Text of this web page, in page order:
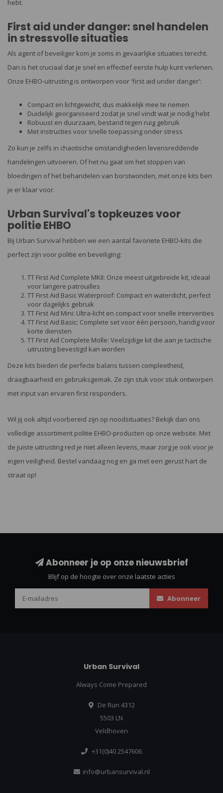
hebt.
First aid under danger: snel handelen
in stressvolle situaties
Als agent of beveiliger kom je soms in gevaarlijke situaties terecht.
Dan is het cruciaal dat je snel en effectief eerste hulp kunt verlenen.
Onze EHBO-uitrusting is ontworpen voor 'first aid under danger':
Compact en lichtgewicht, dus makkelijk mee te nemen
Duidelijk georganiseerd zodat je snel vindt wat je nodig hebt
Robuust en duurzaam, bestand tegen ruig gebruik
Met instructies voor snelle toepassing onder stress
Zo kun je zelfs in chaotische omstandigheden levensreddende
handelingen uitvoeren. Of het nu gaat om het stoppen van
bloedingen of het behandelen van borstwonden, met onze kits ben
je er klaar voor.
Urban Survival's topkeuzes voor
politie EHBO
Bij Urban Survival hebben we een aantal favoriete EHBO-kits die
perfect zijn voor politie en beveiliging:
TT First Aid Complete MKII: Onze meest uitgebreide kit, ideaal
voor langere patrouilles
TT First Aid Basic Waterproof: Compact en waterdicht, perfect
voor dagelijks gebruik
TT First Aid Mini: Ultra-licht en compact voor snelle interventies
TT First Aid Basic: Complete set voor één persoon, handig voor
korte diensten
TT First Aid Complete Molle: Veelzijdige kit die aan je tactische
uitrusting bevestigd kan worden
Deze kits bieden de perfecte balans tussen compleetheid,
draagbaarheid en gebruiksgemak. Ze zijn stuk voor stuk ontworpen
met input van ervaren first responders.
Wil jij ook altijd voorbereid zijn op noodsituaties? Bekijk dan ons
volledige assortiment politie EHBO-producten op onze website. Met
de juiste uitrusting red je niet alleen levens, maar zorg je ook voor je
eigen veiligheid. Bestel vandaag nog en ga met een gerust hart de
straat op!
Abonneer je op onze nieuwsbrief
Blijf op de hoogte over onze laatste acties
Abonneer
Urban Survival
Always Come Prepared
De Run 4312
5503 LN
Veldhoven
+31(0)40 2547606
info@urbansurvival.nl